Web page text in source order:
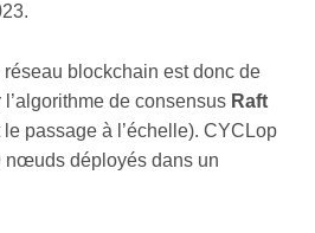
blockchain est donc de
de consensus Raft
passage à l’échelle). CYCLop
nœuds déployés dans un